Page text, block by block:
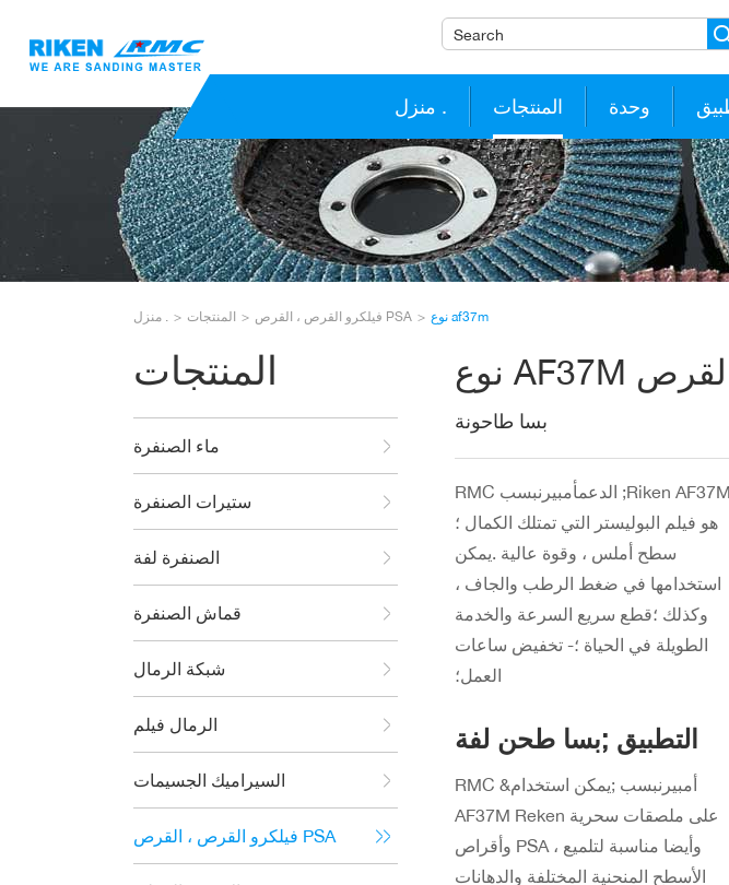
منزل . المنتجات وحدة
منزل . المنتجات فيلكرو القرص ، القرص PSA نوع af37m
المنتجات
ماء الصنفرة
ستيرات الصنفرة
الصنفرة لفة
قماش الصنفرة
شبكة الرمال
الرمال فيلم
السيراميك الجسيمات
فيلكرو القرص ، القرص PSA
بسا طاحونة
RMC الدعمأمبيرنبسب ;Riken AF37M
هو فيلم البوليستر التي تمتلك الكمال ؛
سطح أملس ، وقوة عالية .يمكن
استخدامها في ضغط الرطب والجاف ،
وكذلك ؛قطع سريع السرعة والخدمة
الطويلة في الحياة ؛- تخفيض ساعات
العمل؛
التطبيق ;بسا طحن لفة
RMC &أمبيرنبسب ;يمكن استخدام
AF37M Reken على ملصقات سحرية
وأقراص PSA ، وأيضا مناسبة لتلميع
الأسطح المنحنية المختلفة والدهانات